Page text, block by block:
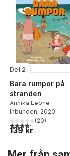
Del 2
Bara rumpor på
stranden
Annika Leone
Inbunden, 2020
4,3utav 5 stjärnor.
(20)
139 kr